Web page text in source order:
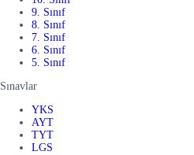
9. Sınıf
8. Sınıf
7. Sınıf
6. Sınıf
5. Sınıf
Sınavlar
YKS
AYT
TYT
LGS